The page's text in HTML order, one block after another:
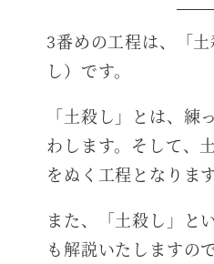
3番めの工程は、「
し）です。
「土殺し」とは、練
わします。そして、
をぬく工程となります
また、「土殺し」と
も解説いたしますの